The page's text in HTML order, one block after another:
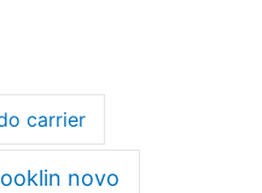
carrier
novo